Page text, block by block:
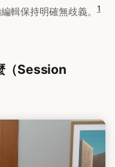
輯保持明確無歧義。
1
（Session